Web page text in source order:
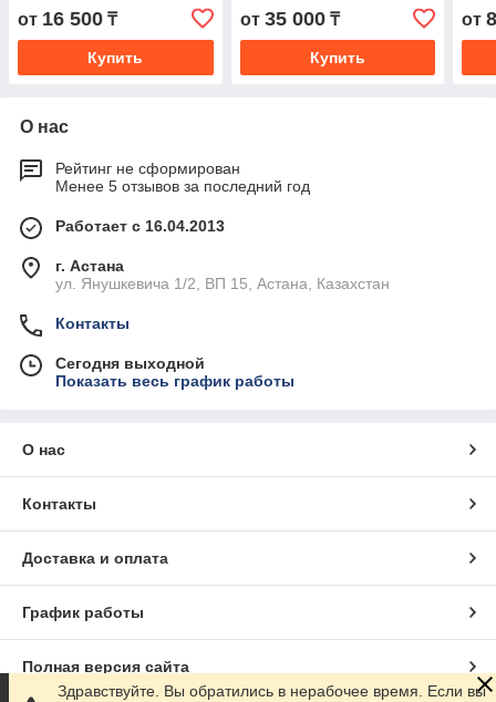
от 16 500 ₸
Купить
от 35 000₸
Купить
от
О нас
Рейтинг не сформирован
Менее 5 отзывов за последний год
Работает с 16.04.2013
г. Астана
ул. Янушкевича 1/2, ВП 15, Астана, Казахстан
Контакты
Сегодня выходной
Показать весь график работы
О нас
Контакты
Доставка и оплата
График работы
Полная версия сайта
Здравствуйте. Вы обратились в нерабочее время. Если вы